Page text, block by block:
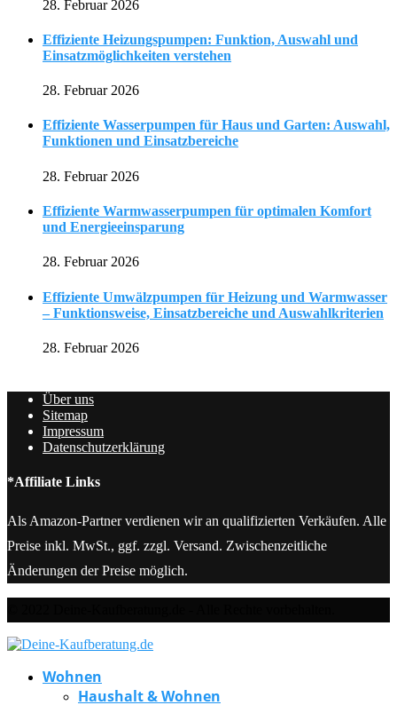
28. Februar 2026
Effiziente Heizungspumpen: Funktion, Auswahl und
Einsatzmöglichkeiten verstehen
28. Februar 2026
Effiziente Wasserpumpen für Haus und Garten: Auswahl,
Funktionen und Einsatzbereiche
28. Februar 2026
Effiziente Warmwasserpumpen für optimalen Komfort
und Energieeinsparung
28. Februar 2026
Effiziente Umwälzpumpen für Heizung und Warmwasser
– Funktionsweise, Einsatzbereiche und Auswahlkriterien
28. Februar 2026
Über uns
Sitemap
Impressum
Datenschutzerklärung
*Affiliate Links
Als Amazon-Partner verdienen wir an qualifizierten Verkäufen. Alle
Preise inkl. MwSt., ggf. zzgl. Versand. Zwischenzeitliche
Änderungen der Preise möglich.
Wohnen
Haushalt & Wohnen